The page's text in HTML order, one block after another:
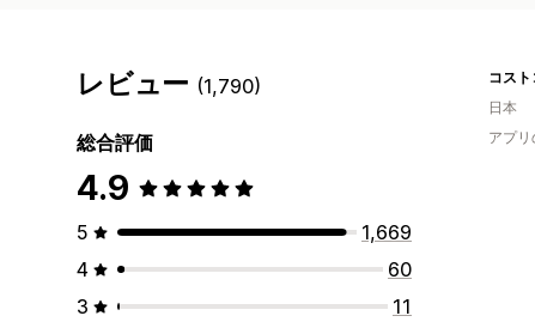
レビュー (1,790)
総合評価
4.9
5
1,669
4
60
3
11
日本
アプ